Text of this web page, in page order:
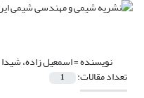
نویسنده =اسمعیل زاده، شیدا
تعداد مقالات: 1